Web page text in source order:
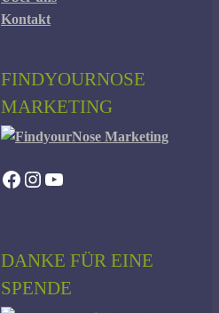
Kontakt
FINDYOURNOSE
MARKETING
Facebook
Instagram
YouTube
DANKE FÜR EINE
SPENDE